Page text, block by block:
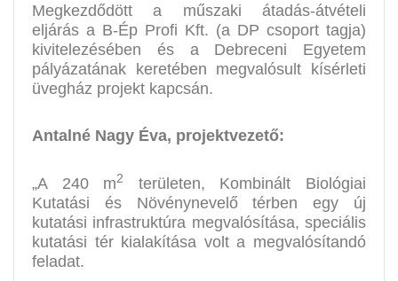
Megkezdődött a műszaki átadás-átvételi
eljárás a B-Ép Profi Kft. (a DP csoport tagja)
kivitelezésében és a Debreceni Egyetem
pályázatának keretében megvalósult kísérleti
üvegház projekt kapcsán.
Antalné Nagy Éva, projektvezető:
„A 240 m2
területen, Kombinált Biológiai
Kutatási és Növénynevelő térben egy új
kutatási infrastruktúra megvalósítása, speciális
kutatási tér kialakítása volt a megvalósítandó
feladat.